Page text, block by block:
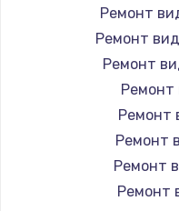
Ремонт
Ремонт
Ремонт
Ремонт
Ремонт
Ремонт
Ремонт
Ремонт